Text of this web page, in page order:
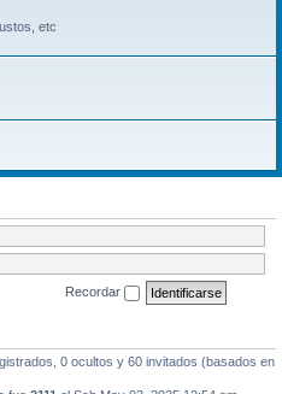
etc
Recordar
0 ocultos y 60 invitados (basados en